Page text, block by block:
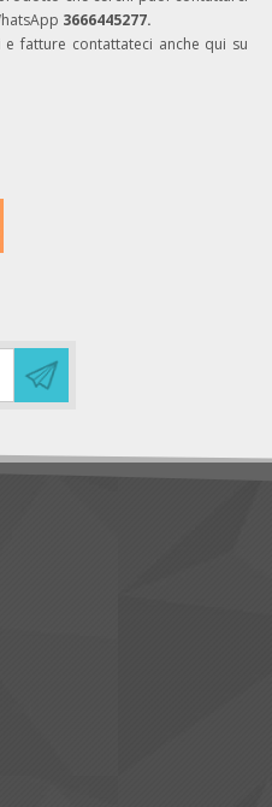
3666445277.
fatture contattateci anche qui su